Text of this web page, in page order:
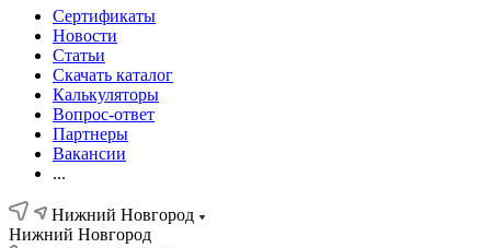
Сертификаты
Новости
Статьи
Скачать каталог
Калькуляторы
Вопрос-ответ
Партнеры
Вакансии
...
Нижний Новгород
Нижний Новгород